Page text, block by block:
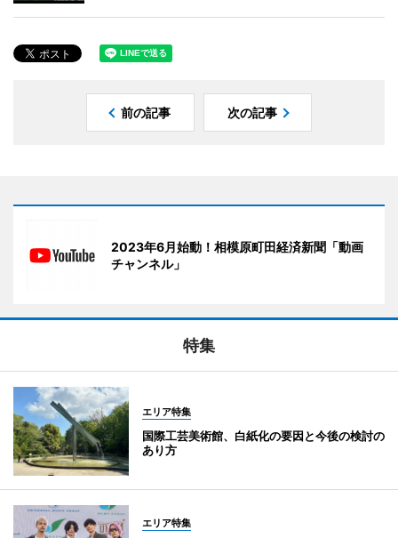
前の記事 次の記事
2023年6月始動！相模原町田経済新聞「動画
チャンネル」
特集
エリア特集
国際工芸美術館、白紙化の要因と今後の検討の
あり方
エリア特集